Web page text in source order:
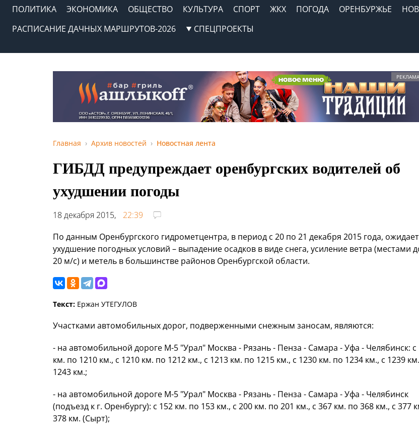
ПОЛИТИКА
ЭКОНОМИКА ОБЩЕСТВО КУЛЬТУРА СПОРТ ЖКХ ПОГОДА ОРЕНБУРЖЬЕ
РАСПИСАНИЕ ДАЧНЫХ МАРШРУТОВ-2026
СПЕЦПРОЕКТЫ
Главная Архив новостей Новостная лента
ГИБДД предупреждает оренбургских водителей об
ухудшении погоды
18 декабря 2015,
22:39
По данным Оренбургского гидрометцентра, в период с 20 по 21 декабря 2015 года,
ухудшение погодных условий – выпадение осадков в виде снега, усиление ветра (местами
20 м/с) и метель в большинстве районов Оренбургской области.
Текст: Ержан УТЕГУЛОВ
Участками автомобильных дорог, подверженными снежным заносам, являются:
- на автомобильной дороге М-5 "Урал" Москва - Рязань - Пенза - Самара - Уфа - Челябинск: с
км. по 1210 км., с 1210 км. по 1212 км., с 1213 км. по 1215 км., с 1230 км. по 1234 км., с 1239
1243 км.;
- на автомобильной дороге М-5 "Урал" Москва - Рязань - Пенза - Самара - Уфа - Челябинск
(подъезд к г. Оренбургу): с 152 км. по 153 км., с 200 км. по 201 км., с 367 км. по 368 км., с 377
378 км. (Сырт);